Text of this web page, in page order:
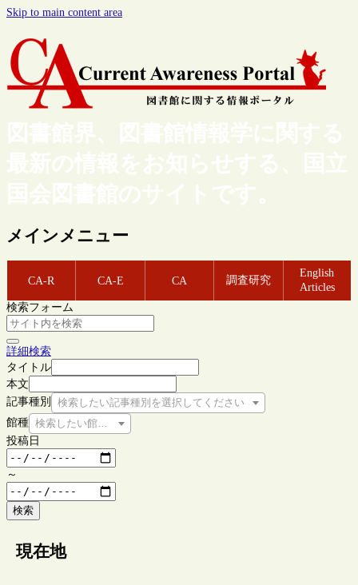
Skip to main content area
図書館界、図書館情報学に関する
最新の情報をお知らせする、国立
国会図書館のサイトです。
メインメニュー
CA-R CA-E CA 調査研究
English
Articles
検索フォーム
詳細検索
タイトル
本文
記事種別
検索したい記事種別を選択してください
館種 検索したい館種を選択してください
投稿日
～
検索
現在地